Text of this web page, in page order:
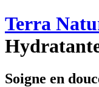
Terra
Soigne en